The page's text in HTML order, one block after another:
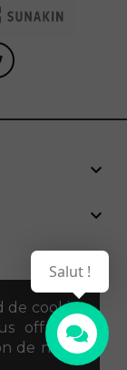
de cookie.
offrir la
de notre



Salut !